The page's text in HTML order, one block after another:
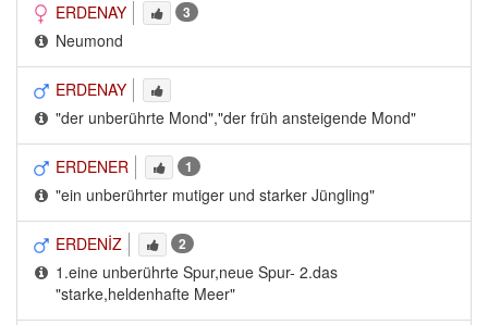
ERDENAY 3
Neumond
ERDENAY
"der unberührte Mond","der früh ansteigende Mond"
ERDENER 1
"ein unberührter mutiger und starker Jüngling"
ERDENİZ 2
1.eine unberührte Spur,neue Spur- 2.das
"starke,heldenhafte Meer"